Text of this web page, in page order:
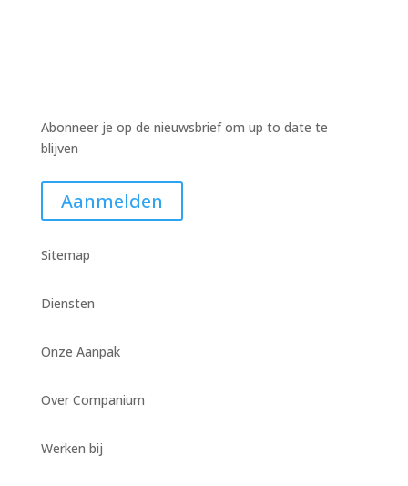
Abonneer je op de nieuwsbrief om up to date te
blijven
Aanmelden
Sitemap
Diensten
Onze Aanpak
Over Companium
Werken bij